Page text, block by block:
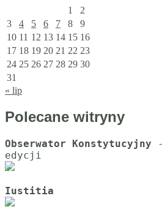
1
2
3
4 5 6 7 8
9
10 11 12 13 14 15 16
17 18 19 20 21 22 23
24 25 26 27 28 29 30
31
« lip
Polecane witryny
Obserwator Konstytucyjny
Iustitia